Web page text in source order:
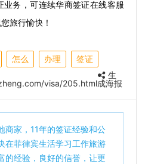
务，可连续华商签证在线客服
旅行愉快！
怎么 办理
签证
visa/205.html
生
成海报
商家，11年的签证经验和公
在菲律宾生活学习工作旅游
的经验，良好的信誉，让更